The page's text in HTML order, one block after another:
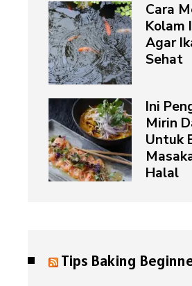
Cara
Kolam
Agar
Sehat
Ini
Mirin
Untuk
Halal
Tips Baking